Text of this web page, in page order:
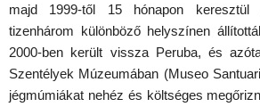
majd 1999-től 15 hónapon keresztül
tizenhárom különböző helyszínen
2000-ben került vissza Peruba, és
Szentélyek Múzeumában (Museo
jégmúmiákat nehéz és költséges